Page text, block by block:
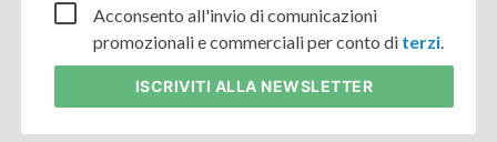
Acconsento all'invio di comunicazioni
promozionali e commerciali per conto di terzi.
ISCRIVITI ALLA NEWSLETTER